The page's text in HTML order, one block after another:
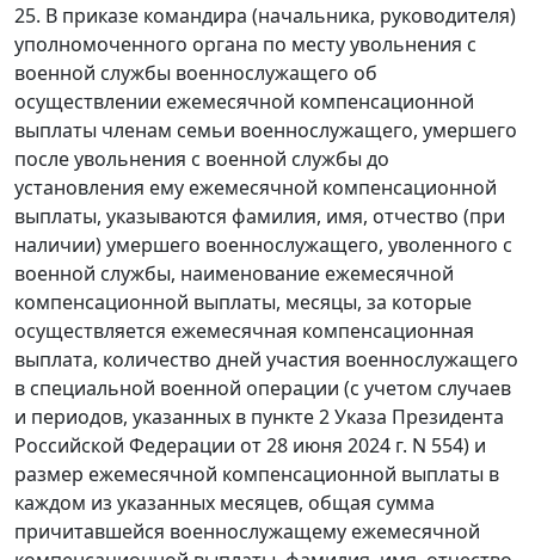
25. В приказе командира (начальника, руководителя)
уполномоченного органа по месту увольнения с
военной службы военнослужащего об
осуществлении ежемесячной компенсационной
выплаты членам семьи военнослужащего, умершего
после увольнения с военной службы до
установления ему ежемесячной компенсационной
выплаты, указываются фамилия, имя, отчество (при
наличии) умершего военнослужащего, уволенного с
военной службы, наименование ежемесячной
компенсационной выплаты, месяцы, за которые
осуществляется ежемесячная компенсационная
выплата, количество дней участия военнослужащего
в специальной военной операции (с учетом случаев
и периодов, указанных в пункте 2 Указа Президента
Российской Федерации от 28 июня 2024 г. N 554) и
размер ежемесячной компенсационной выплаты в
каждом из указанных месяцев, общая сумма
причитавшейся военнослужащему ежемесячной